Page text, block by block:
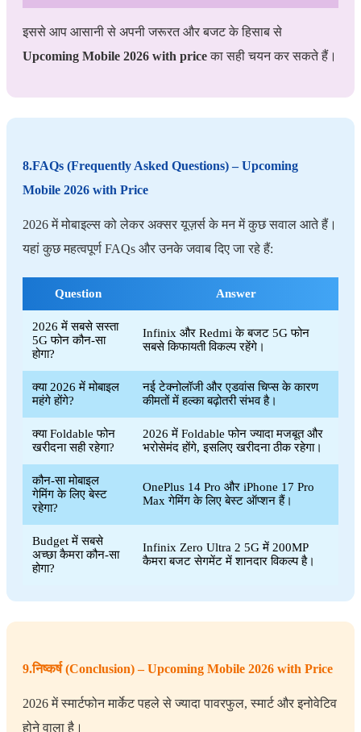
इससे आप आसानी से अपनी जरूरत और बजट के हिसाब से
Upcoming Mobile 2026 with priceका सही चयन कर सकते हैं।
8.FAQs (Frequently Asked Questions) – Upcoming
Mobile 2026 with Price
2026 में मोबाइल्स को लेकर अक्सर यूज़र्स के मन में कुछ सवाल आते हैं।
यहां कुछ महत्वपूर्ण FAQs और उनके जवाब दिए जा रहे हैं:
Question Answer
2026 में सबसे सस्ता
5G फोन कौन-सा
होगा?
Infinix और Redmi के बजट 5G फोन
सबसे किफायती विकल्प रहेंगे।
क्या 2026 में मोबाइल
महंगे होंगे?
नई टेक्नोलॉजी और एडवांस चिप्स के कारण
कीमतों में हल्का बढ़ोतरी संभव है।
क्या Foldable फोन
खरीदना सही रहेगा?
2026 में Foldable फोन ज्यादा मजबूत और
भरोसेमंद होंगे, इसलिए खरीदना ठीक रहेगा।
कौन-सा मोबाइल
गेमिंग के लिए बेस्ट
रहेगा?
OnePlus 14 Pro और iPhone 17 Pro
Max गेमिंग के लिए बेस्ट ऑप्शन हैं।
Budget में सबसे
अच्छा कैमरा कौन-सा
होगा?
Infinix Zero Ultra 2 5G में 200MP
कैमरा बजट सेगमेंट में शानदार विकल्प है।
9.निष्कर्ष (Conclusion) – Upcoming Mobile 2026 with Price
2026 में स्मार्टफोन मार्केट पहले से ज्यादा पावरफुल, स्मार्ट और इनोवेटिव
होने वाला है।